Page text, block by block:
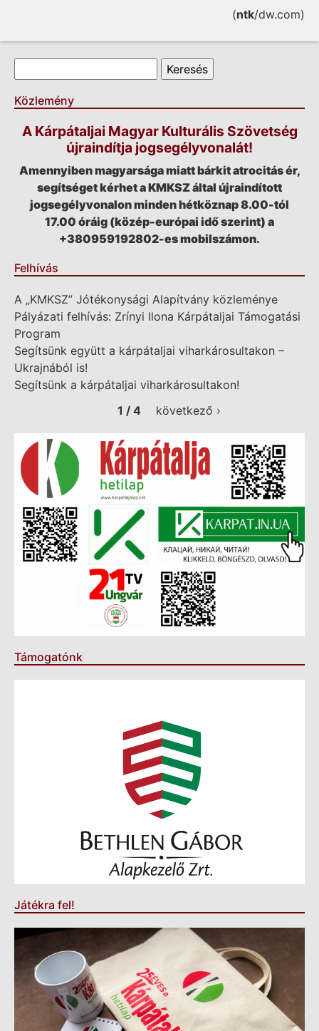
(ntk/dw.com)
Keresés űrlap
Közlemény
A Kárpátaljai Magyar Kulturális Szövetség
újraindítja jogsegélyvonalát!
Amennyiben magyarsága miatt bárkit atrocitás ér,
segítséget kérhet a KMKSZ által újraindított
jogsegélyvonalon minden hétköznap 8.00-tól
17.00 óráig (közép-európai idő szerint) a
+380959192802-es mobilszámon.
Felhívás
A „KMKSZ” Jótékonysági Alapítvány közleménye
Pályázati felhívás: Zrínyi Ilona Kárpátaljai Támogatási
Program
Segítsünk együtt a kárpátaljai viharkárosultakon –
Ukrajnából is!
Segítsünk a kárpátaljai viharkárosultakon!
1 / 4
következő ›
Támogatónk
Játékra fel!